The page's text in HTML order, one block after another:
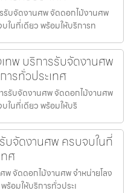
รับจัดงานศพ จัดดอกไม้งานศพ
ในที่เดียว พร้อมให้บริการท
ทพ บริการรับจัดงานศพ
ารทั่วประเทศ
รรับจัดงานศพ จัดดอกไม้งานศพ
ในที่เดียว พร้อมให้บริ
จัดงานศพ ครบจบในที่
ศ
จัดดอกไม้งานศพ จำหน่ายโลง
ร้อมให้บริการทั่วประเ